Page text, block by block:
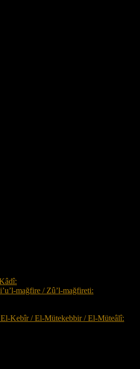
mağfire / Zû’l-mağfireti:
Kebîr / El-Mütekebbir / El-Müteâlî: